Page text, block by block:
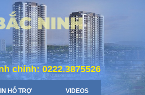
chính: 0222.3875526
HỖ TRỢ VIDEOS